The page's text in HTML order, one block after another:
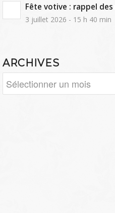
Fête votive : rappel
3 juillet 2026 - 15 h 40 min
ARCHIVES